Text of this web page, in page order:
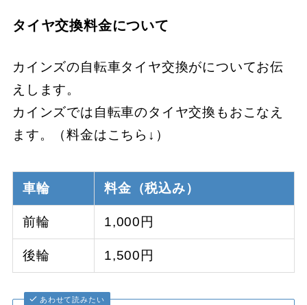
タイヤ交換料金について
カインズの自転車タイヤ交換がについてお伝
えします。
カインズでは自転車のタイヤ交換もおこなえ
ます。（料金はこちら↓）
車輪 料金（税込み）
前輪 1,000円
後輪 1,500円
あわせて読みたい